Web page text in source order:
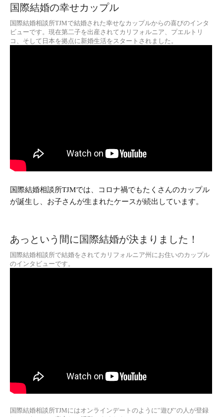
国際結婚の幸せカップル
国際結婚相談所TJMで結婚された幸せなカップルからの喜びのインタ
ビューです。現在第二子を出産されてカリフォルニア、プエルトリ
コ、そして日本を拠点に新婚生活をスタートされました。
国際結婚相談所TJMでは、コロナ禍でもたくさんのカップル
が誕生し、お子さんが生まれたケースが続出しています。
あっという間に国際結婚が決まりました！
国際結婚相談所で結婚をされてカリフォルニア州にお住いのカップル
のインタビューです。
国際結婚相談所TJMにはオンラインデートのように”遊び”の人が登録